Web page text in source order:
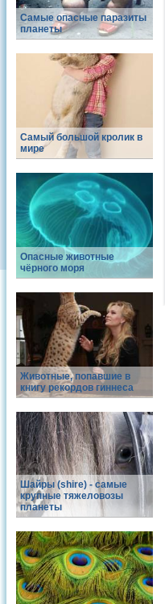
Самые опасные паразиты
планеты
Самый большой кролик в
мире
Опасные животные
чёрного моря
Животные, попавшие в
книгу рекордов гиннеса
Шайры (shire) - самые
крупные тяжеловозы
планеты